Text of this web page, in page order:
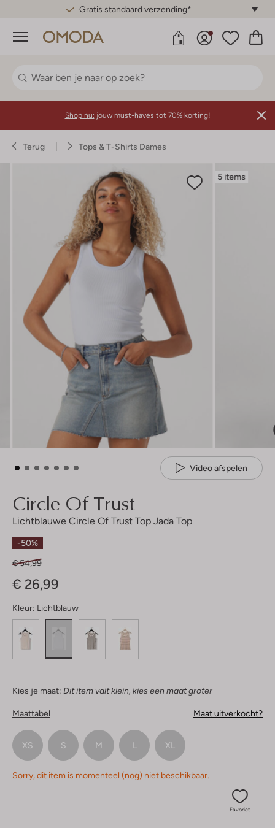
Gratis standaard verzending*
Menu
Shop nu: jouw must-haves tot 70% korting!
Terug Tops & T-Shirts Dames
5 items
Video afspelen
Circle Of Trust
Lichtblauwe Circle Of Trust Top Jada Top
-50%
€ 54,99
€ 26,99
Kleur: Lichtblauw
Kies je maat: Dit item valt klein, kies een maat groter
Maattabel Maat uitverkocht?
XS S M L XL
Sorry, dit item is momenteel (nog) niet beschikbaar.
Favoriet